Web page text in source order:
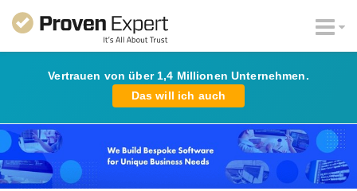
Vertrauen von über 1,4 Millionen Unternehmen.
Das will ich auch